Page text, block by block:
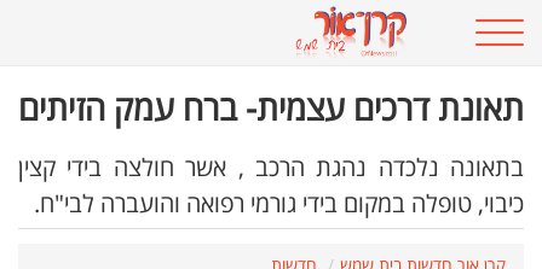
תאונת דרכים עצמית- ברח עמק הזיתים
בתאונה נלכדה נהגת הרכב , אשר חולצה בידי קצין
כיבוי, טופלה במקום בידי גורמי רפואה והועברה לבי"ח.